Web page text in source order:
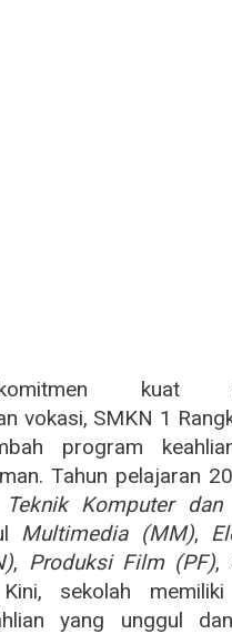
kuat
vokasi, SMKN 1
program
Tahun pelajaran
Teknik Komputer dan
Multimedia (MM),
, Produksi Film (PF),
sekolah memiliki
yang unggul